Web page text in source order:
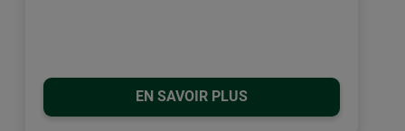
EN SAVOIR PLUS